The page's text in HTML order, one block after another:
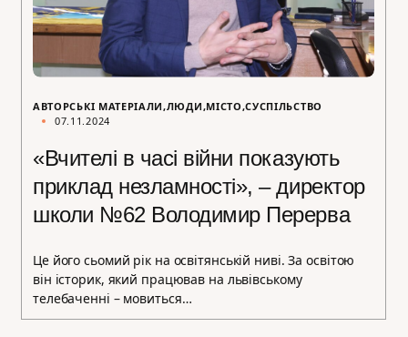
АВТОРСЬКІ МАТЕРІАЛИ ЛЮДИ МІСТО СУСПІЛЬСТВО
07.11.2024
«Вчителі в часі війни показують
приклад незламності», – директор
школи №62 Володимир Перерва
Це його сьомий рік на освітянській ниві. За освітою
він історик, який працював на львівському
телебаченні – мовиться…